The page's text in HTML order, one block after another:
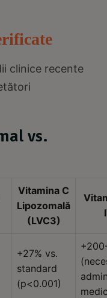
clinice recente
vs.
Vitamina C
Lipozomală
(LVC3)
+27% vs.
standard
(p<0.001)